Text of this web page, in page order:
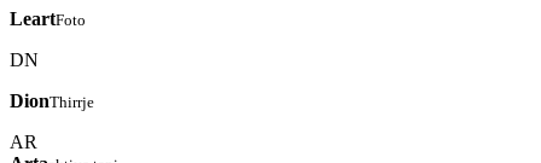
LeartFoto
DN
DionThirrje
AR